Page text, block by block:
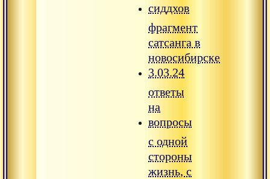
сиддхов
фрагмент
сатсанга в
новосибирске
3.03.24
ответы
на
вопросы
с одной
стороны
жизнь, с